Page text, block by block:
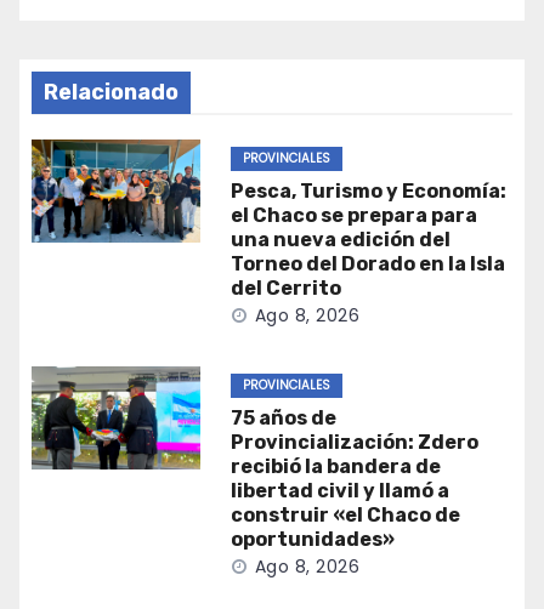
Relacionado
PROVINCIALES
Pesca, Turismo y Economía:
el Chaco se prepara para
una nueva edición del
Torneo del Dorado en la Isla
del Cerrito
Ago 8, 2026
PROVINCIALES
75 años de
Provincialización: Zdero
recibió la bandera de
libertad civil y llamó a
construir «el Chaco de
oportunidades»
Ago 8, 2026